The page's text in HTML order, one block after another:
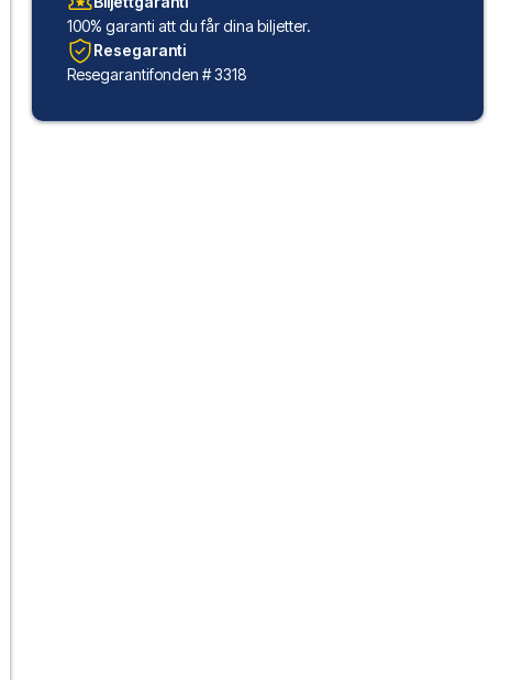
100% garanti att du får dina biljetter.
Resegaranti
Resegarantifonden # 3318